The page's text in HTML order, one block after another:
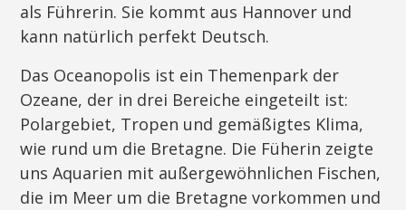
als Führerin. Sie kommt aus Hannover und
kann natürlich perfekt Deutsch.
Das Oceanopolis ist ein Themenpark der
Ozeane, der in drei Bereiche eingeteilt ist:
Polargebiet, Tropen und gemäßigtes Klima,
wie rund um die Bretagne. Die Füherin zeigte
uns Aquarien mit außergewöhnlichen Fischen,
die im Meer um die Bretagne vorkommen und